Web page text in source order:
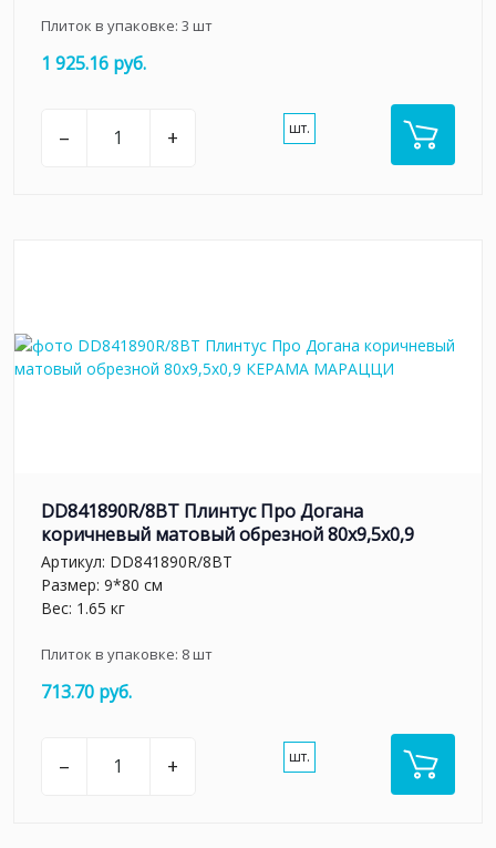
Плиток в упаковке: 3 шт
1 925.16 руб.
– + шт.
DD841890R/8BT Плинтус Про Догана
коричневый матовый обрезной 80x9,5x0,9
Артикул: DD841890R/8BT
Размер: 9*80 см
Вес: 1.65 кг
Плиток в упаковке: 8шт
713.70 руб.
– + шт.